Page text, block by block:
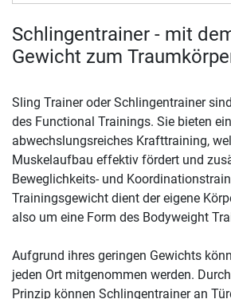
Schlingentrainer - mit
Gewicht zum
Sling Trainer oder Schlingentrainer
des Functional Trainings. Sie bieten ein
abwechslungsreiches Krafttraining,
Muskelaufbau effektiv fördert und
Beweglichkeits- und
Trainingsgewicht dient der eigene
also um eine Form des Bodyweight
Aufgrund ihres geringen Gewichts
jeden Ort mitgenommen werden.
Prinzip können Schlingentrainer an